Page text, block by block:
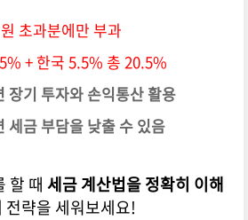
초과분에만 부과
+ 한국 5.5% 총 20.5%
장기 투자와 손익통산 활용
세금 부담을 낮출 수 있음
할 때 세금 계산법을 정확히 이해
략을 세워보세요!